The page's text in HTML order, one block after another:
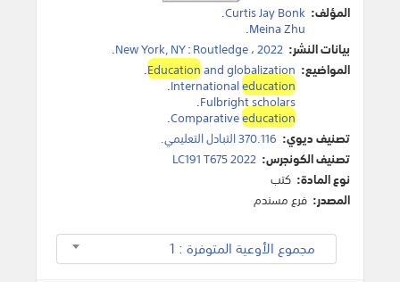
المؤلف: Curtis Jay Bonk
.
Meina Zhu
.
بيانات النشر:
New York, NY:Routledge،2022
.
المواضيع:
Educationand globalization
.
Internationaleducation
.
Fulbright scholars
.
Comparativeeducation
.
تصنيف ديوي: 370.116 التبادل التعليمي.
تصنيف الكونجرس: LC191 T675 2022
نوع المادة: كتب
المصدر: فرع مسندم
مجموع الأوعية المتوفرة : 1